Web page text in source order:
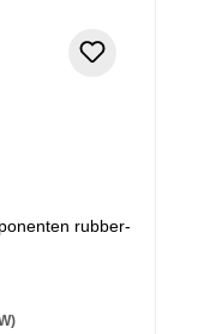
rubber-